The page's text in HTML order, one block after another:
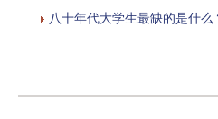
八十年代大学生最缺的是什么